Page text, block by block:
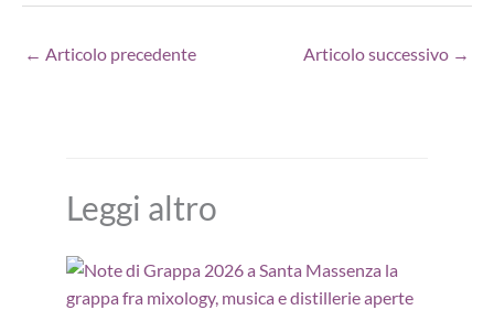
← Articolo precedente Articolo successivo →
Leggi altro